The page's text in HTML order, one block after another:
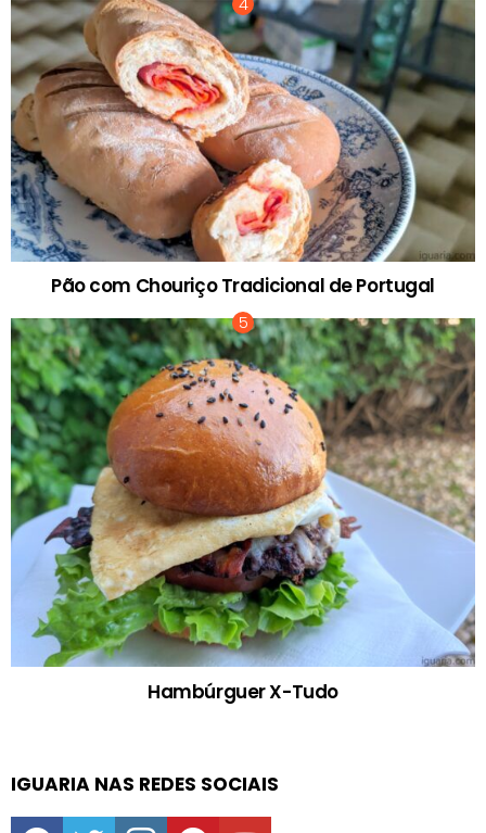
Pão com Chouriço Tradicional de Portugal
Hambúrguer X-Tudo
IGUARIA NAS REDES SOCIAIS
facebooktwitter instagrampinterestyoutube